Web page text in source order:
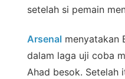
setelah si pemain
Arsenal menyatakan
dalam laga uji coba
Ahad besok. Setelah